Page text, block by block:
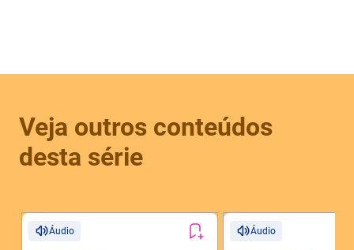
Veja outros conteúdos
desta série
Áudio Áudio